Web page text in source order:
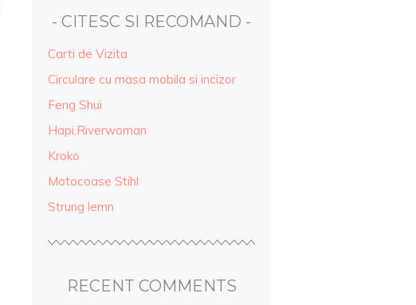
- CITESC SI RECOMAND -
Carti de Vizita
Circulare cu masa mobila si incizor
Feng Shui
Hapi.Riverwoman
Kroko
Motocoase Stihl
Strung lemn
RECENT COMMENTS